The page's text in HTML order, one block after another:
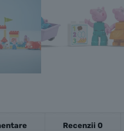
Recenzii 0